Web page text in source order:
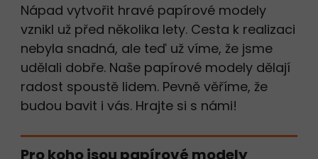
Nápad vytvořit hravé papírové modely
vznikl už před několika lety. Cesta k realizaci
nebyla snadná, ale teď už víme, že jsme
udělali dobře. Naše papírové modely dělají
radost spoustě lidem. Pevně věříme, že
budou bavit i vás. Hrajte si s námi!
Pro koho jsou papírové modely